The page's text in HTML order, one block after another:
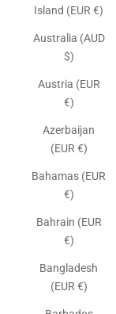
Island (EUR €)
Australia (AUD
$)
Austria (EUR
€)
Azerbaijan
(EUR €)
Bahamas (EUR
€)
Bahrain (EUR
€)
Bangladesh
(EUR €)